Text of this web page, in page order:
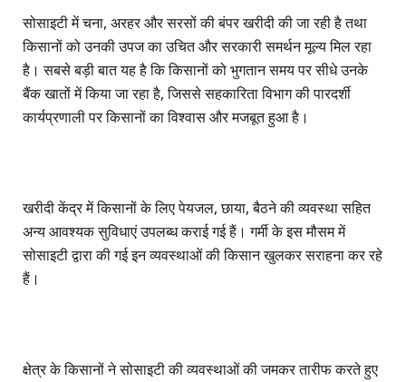
सोसाइटी में चना, अरहर और सरसों की बंपर खरीदी की जा रही है तथा
किसानों को उनकी उपज का उचित और सरकारी समर्थन मूल्य मिल रहा
है। सबसे बड़ी बात यह है कि किसानों को भुगतान समय पर सीधे उनके
बैंक खातों में किया जा रहा है, जिससे सहकारिता विभाग की पारदर्शी
कार्यप्रणाली पर किसानों का विश्वास और मजबूत हुआ है।
खरीदी केंद्र में किसानों के लिए पेयजल, छाया, बैठने की व्यवस्था सहित
अन्य आवश्यक सुविधाएं उपलब्ध कराई गई हैं। गर्मी के इस मौसम में
सोसाइटी द्वारा की गई इन व्यवस्थाओं की किसान खुलकर सराहना कर रहे
हैं।
क्षेत्र के किसानों ने सोसाइटी की व्यवस्थाओं की जमकर तारीफ करते हुए